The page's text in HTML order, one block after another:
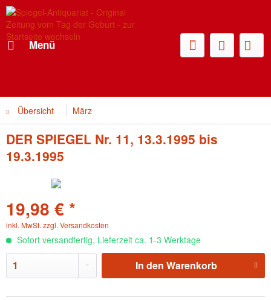
Menü
Übersicht März
DER SPIEGEL Nr. 11, 13.3.1995 bis
19.3.1995
19,98 € *
inkl. MwSt. zzgl. Versandkosten
Sofort versandfertig, Lieferzeit ca. 1-3 Werktage
In den Warenkorb